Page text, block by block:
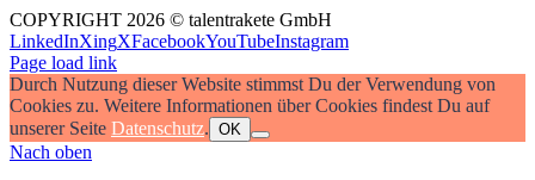
COPYRIGHT 2026 © talentrakete GmbH
LinkedInXingXFacebookYouTubeInstagram
Page load link
Durch Nutzung dieser Website stimmst Du der Verwendung von
Cookies zu. Weitere Informationen über Cookies findest Du auf
unserer Seite Datenschutz. OK
Nach oben